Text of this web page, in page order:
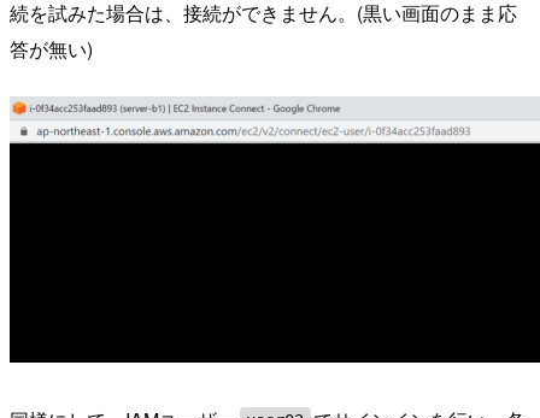
続を試みた場合は、接続ができません。(黒い画面のまま応
答が無い)